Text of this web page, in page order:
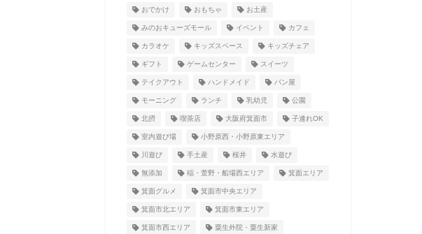
おでかけ おもちゃ お土産
みのおキューズモール イベント カフェ
カラオケ キッズスペース キッズチェア
ギフト ゲームセンター スイーツ
テイクアウト ハンドメイド パン屋
モーニング ランチ 乳幼児 公園
北摂 喫茶店 大阪府箕面市 子連れOK
室内遊び場 小野原西・小野原東エリア
川遊び 手土産 桜井 水遊び
無添加 稲・萱野・船場西エリア 箕面エリア
箕面グルメ 箕面市中央エリア
箕面市北エリア 箕面市東エリア
箕面市西エリア 粟生外院・粟生新家